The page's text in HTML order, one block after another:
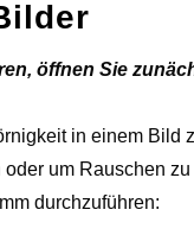
öffnen Sie
in einem Bild
um Rauschen zu
durchzuführen: